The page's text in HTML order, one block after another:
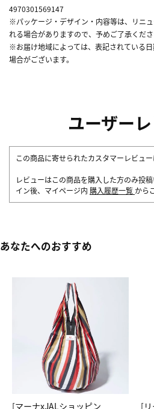
4970301569147
※パッケージ・デザイン・内容等は、リニ
れる場合がありますので、予めご了承くださ
※お届け地域によっては、表記されている
場合がございます。
ユーザー
この商品に寄せられたカスタマーレビュー
レビューはこの商品を購入した方のみ投
イン後、マイページ内 購入履歴一覧 から
あなたへのおすすめ
[マーナxJALショッピン
[